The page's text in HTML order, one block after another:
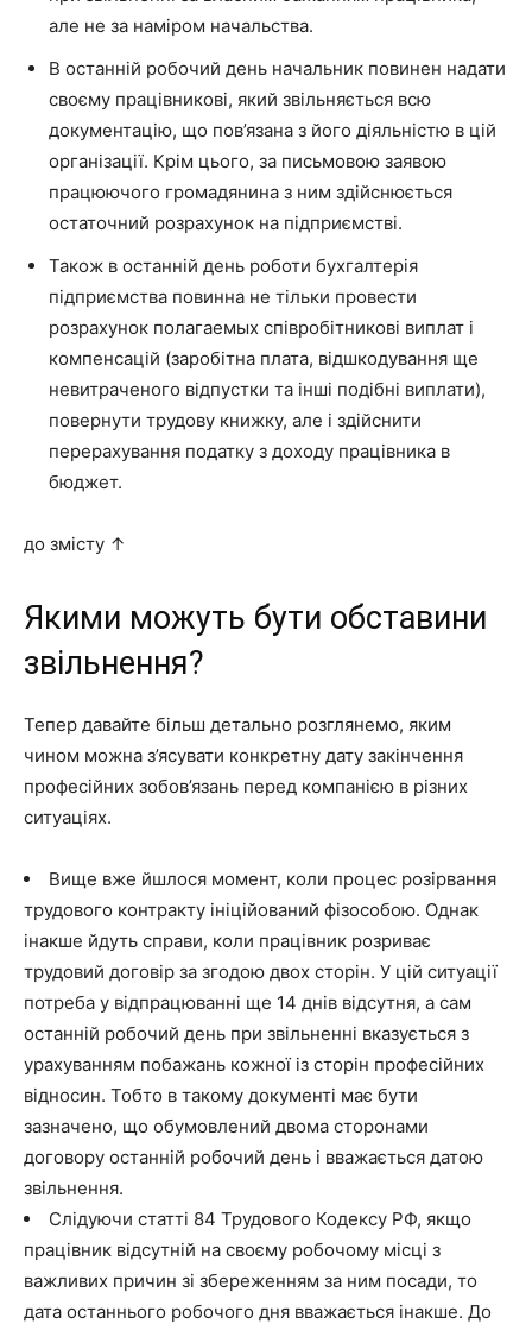
але не за наміром начальства.
В останній робочий день начальник повинен надати
своєму працівникові, який звільняється всю
документацію, що пов’язана з його діяльністю в цій
організації. Крім цього, за письмовою заявою
працюючого громадянина з ним здійснюється
остаточний розрахунок на підприємстві.
Також в останній день роботи бухгалтерія
підприємства повинна не тільки провести
розрахунок полагаемых співробітникові виплат і
компенсацій (заробітна плата, відшкодування ще
невитраченого відпустки та інші подібні виплати),
повернути трудову книжку, але і здійснити
перерахування податку з доходу працівника в
бюджет.
до змісту ↑
Якими можуть бути обставини
звільнення?
Тепер давайте більш детально розглянемо, яким
чином можна з’ясувати конкретну дату закінчення
професійних зобов’язань перед компанією в різних
ситуаціях.
Вище вже йшлося момент, коли процес розірвання
трудового контракту ініційований фізособою. Однак
інакше йдуть справи, коли працівник розриває
трудовий договір за згодою двох сторін. У цій ситуації
потреба у відпрацюванні ще 14 днів відсутня, а сам
останній робочий день при звільненні вказується з
урахуванням побажань кожної із сторін професійних
відносин. Тобто в такому документі має бути
зазначено, що обумовлений двома сторонами
договору останній робочий день і вважається датою
звільнення.
Слідуючи статті 84 Трудового Кодексу РФ, якщо
працівник відсутній на своєму робочому місці з
важливих причин зі збереженням за ним посади, то
дата останнього робочого дня вважається інакше. До